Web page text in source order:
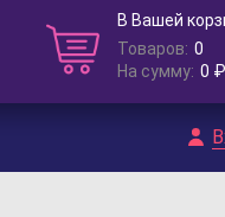
В Вашей
Товаров: 0
На сумму: 0 ₽